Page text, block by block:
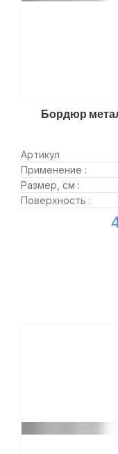
Бордюр
Артикул
Применение :
Размер, см :
Поверхность :